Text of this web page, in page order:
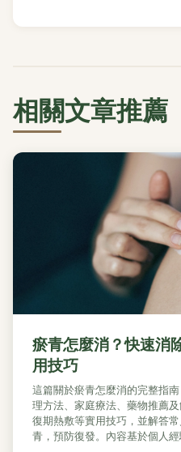
相關文章推薦
瘀青怎麼消？快速消
用技巧
這篇關於瘀青怎麼消的完整指
理方法、家庭療法、藥物推薦
復期熱敷等實用技巧，並解答
青，預防復發。內容基於個人經